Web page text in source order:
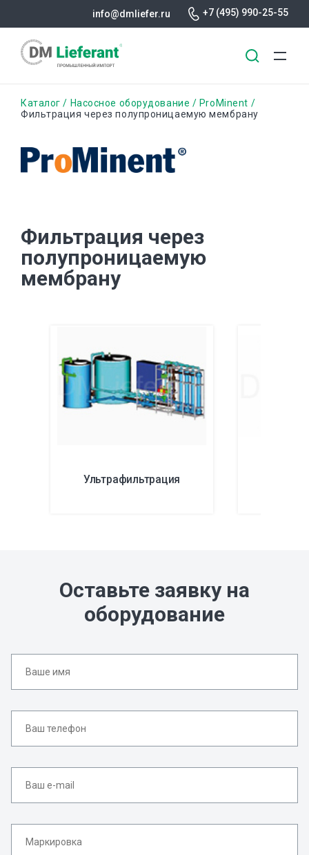
содержанию
info@dmliefer.ru +7 (495) 990-25-55
Строка
Каталог Насосное оборудование
ProMinent
Фильтрация через полупроницаемую мембрану
Фильтрация через
полупроницаемую
мембрану
Ультрафильтрация
Оставьте заявку на
оборудование